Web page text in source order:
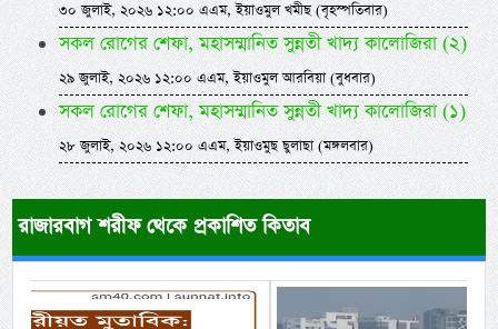
৩০ জুলাই, ২০২৬ ১২:০০ এএম, ইয়াওমুল খমীছ (বৃহস্পতিবার)
সকল রোগের শেফা, মহাসম্মানিত সুন্নতী খাদ্য কালোজিরা (২)
২৯ জুলাই, ২০২৬ ১২:০০ এএম, ইয়াওমুল আরবিয়া (বুধবার)
সকল রোগের শেফা, মহাসম্মানিত সুন্নতী খাদ্য কালোজিরা (১)
২৮ জুলাই, ২০২৬ ১২:০০ এএম, ইয়াওমুছ ছুলাছা (মঙ্গলবার)
রাজারবাগ শরীফ থেকে প্রকাশিত কিতাব